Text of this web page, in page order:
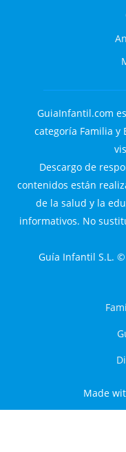
GuiaInfantil.com
categoría Familia y
Descargo de
contenidos están
de la salud y la
informativos. No
Guía Infantil S.L.
Made